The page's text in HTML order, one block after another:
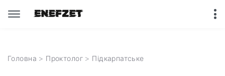
Головна > Проктолог > Підкарпатське